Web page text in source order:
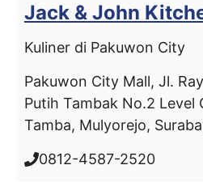
Jack & John
Kuliner di Pakuwon City
Pakuwon City Mall, Jl.
Putih Tambak No.2 Level
Tamba, Mulyorejo,
0812-4587-2520